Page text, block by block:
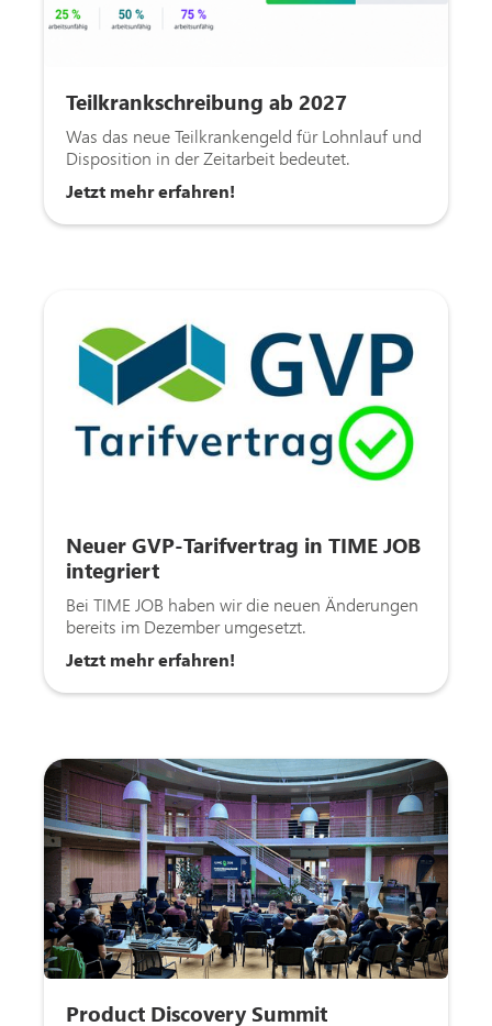
Teilkrankschreibung ab 2027
Was das neue Teilkrankengeld für Lohnlauf und
Disposition in der Zeitarbeit bedeutet.
Jetzt mehr erfahren!
Neuer GVP-Tarifvertrag in TIME JOB
integriert
Bei TIME JOB haben wir die neuen Änderungen
bereits im Dezember umgesetzt.
Jetzt mehr erfahren!
Product Discovery Summit